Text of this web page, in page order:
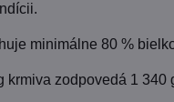
minimálne 80 %
krmiva zodpovedá 1 340